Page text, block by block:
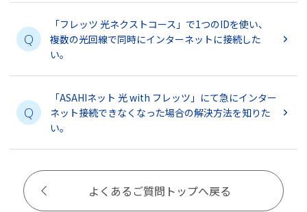
Q
「フレッツ 光ネクストコース」で1つのIDを使い、
複数の光回線で同時にインターネットに接続した
い。
Q
「ASAHIネット 光 with フレッツ」にて急にインター
ネット接続できなくなった場合の解決方法を知りた
い。
よくあるご質問トップへ戻る